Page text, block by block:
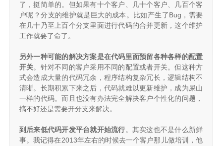
了，挺简单的。但如果有十个客户、几十个客户、几百个客
户呢？分支的维护就是巨大的成本。比如产生了Bug，需要
在几十乃至上百个分支里面进行代码的合并更新，这个维护
工作就要了命了。
另外一种可能的解决方案是在代码里面预留各种各样的配置
开关。针对不同的客户采用不同的配置或者开关。但这种方
式会造成大量的代码冗余，程序结构复杂冗长，逻辑结构不
清晰。长期积累下来之后，代码就难以更新维护，成为屎山
一样的代码。而且也没有办法完全解决客户个性化的问题，
搞不好还是需要开分支来解决。
到后来低代码开发平台就开始流行。其实这也不是什么新鲜
事。我记得在2013年左右的时候去一个客户那儿做培训，他